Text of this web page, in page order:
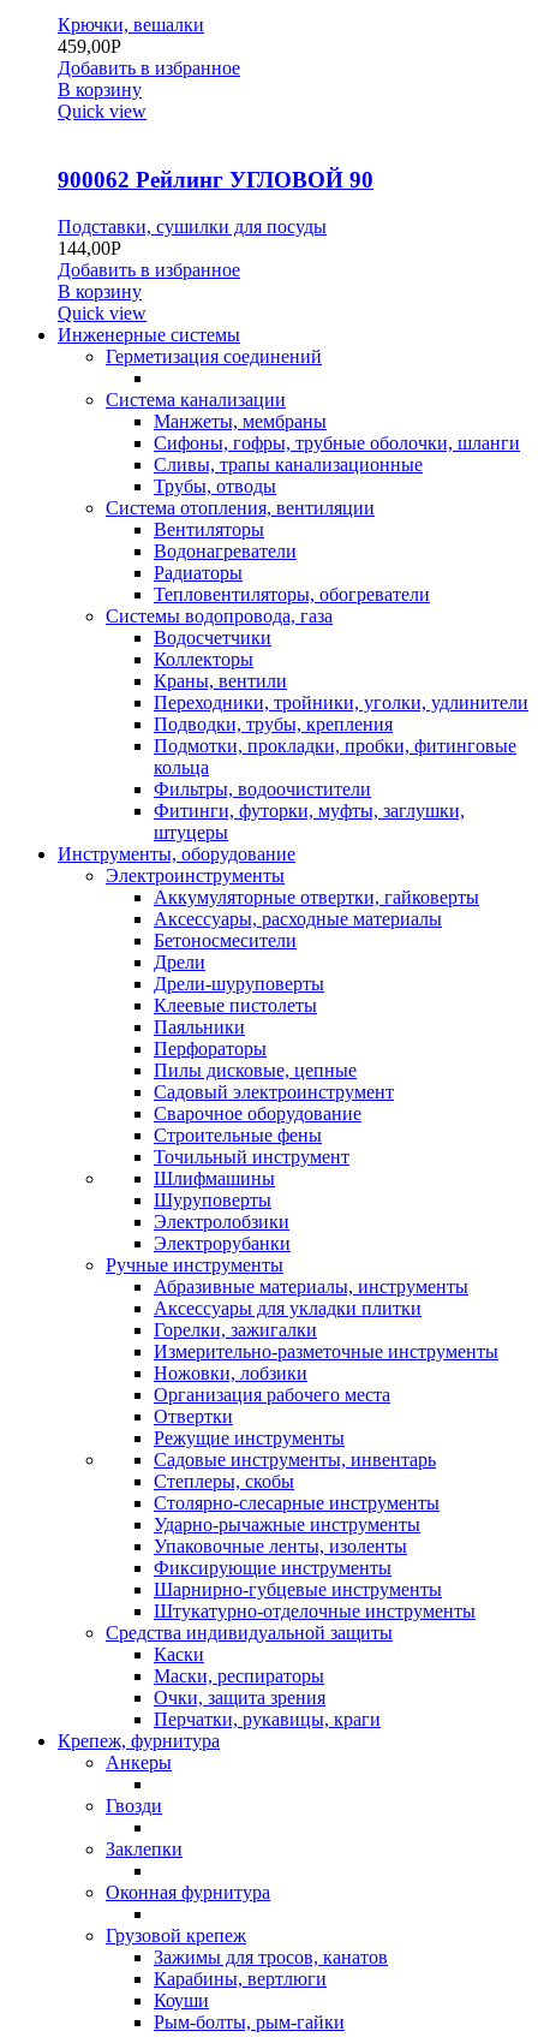
Крючки, вешалки
459,00Р
Добавить в избранное
В корзину
Quick view
900062 Рейлинг УГЛОВОЙ 90
Подставки, сушилки для посуды
144,00Р
Добавить в избранное
В корзину
Quick view
Инженерные системы
Герметизация соединений
Система канализации
Манжеты, мембраны
Сифоны, гофры, трубные оболочки, шланги
Сливы, трапы канализационные
Трубы, отводы
Система отопления, вентиляции
Вентиляторы
Водонагреватели
Радиаторы
Тепловентиляторы, обогреватели
Системы водопровода, газа
Водосчетчики
Коллекторы
Краны, вентили
Переходники, тройники, уголки, удлинители
Подводки, трубы, крепления
Подмотки, прокладки, пробки, фитинговые
кольца
Фильтры, водоочистители
Фитинги, футорки, муфты, заглушки,
штуцеры
Инструменты, оборудование
Электроинструменты
Аккумуляторные отвертки, гайковерты
Аксессуары, расходные материалы
Бетоносмесители
Дрели
Дрели-шуруповерты
Клеевые пистолеты
Паяльники
Перфораторы
Пилы дисковые, цепные
Садовый электроинструмент
Сварочное оборудование
Строительные фены
Точильный инструмент
Шлифмашины
Шуруповерты
Электролобзики
Электрорубанки
Ручные инструменты
Абразивные материалы, инструменты
Аксессуары для укладки плитки
Горелки, зажигалки
Измерительно-разметочные инструменты
Ножовки, лобзики
Организация рабочего места
Отвертки
Режущие инструменты
Садовые инструменты, инвентарь
Степлеры, скобы
Столярно-слесарные инструменты
Ударно-рычажные инструменты
Упаковочные ленты, изоленты
Фиксирующие инструменты
Шарнирно-губцевые инструменты
Штукатурно-отделочные инструменты
Средства индивидуальной защиты
Каски
Маски, респираторы
Очки, защита зрения
Перчатки, рукавицы, краги
Крепеж, фурнитура
Анкеры
Гвозди
Заклепки
Оконная фурнитура
Грузовой крепеж
Зажимы для тросов, канатов
Карабины, вертлюги
Коуши
Рым-болты, рым-гайки